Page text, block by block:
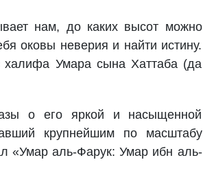
нам, до каких высот можно
оковы неверия и найти истину.
халифа Умара сына Хаттаба (да
о его яркой и насыщенной
крупнейшим по масштабу
«Умар аль-Фарук: Умар ибн аль-